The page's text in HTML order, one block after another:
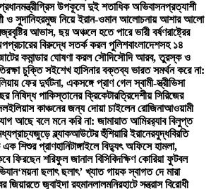
গ্রিস উপকূলে দুই শতাধিক অভিবাসনপ্রত্যাশী
ও সুদানিহরমুজ নিয়ে ইরান-ওমান আলোচনায় আশার আলো
আভাস, ছয় অঞ্চলে হতে পারে ভারী বর্ষণরাষ্ট্রের
বিরুদ্ধে সতর্ক করল পুলিশবাংলাদেশসহ ১৪
কমান্ডার ঘোষণা করল সৌদিসৌদি আরব, তুরস্ক ও
চুক্তি সইশেখ হাসিনার বক্তব্য ভারত সমর্থন করে না:
ফের দুর্ঘটনা, একসঙ্গে প্রাণ গেল স্বামী-স্ত্রীভিসা
পাকিস্তানের ক্রিকেটারত্রিদেশীয় সিরিজের
ইলিয়াস কাঞ্চনের জন্য দোয়া চাইলেন রোজিনাআওয়ামী
আছে বলে মনে করি না: জামায়াত আমিরর‍্যাব বিলুপ্ত
ব্ল্যাকআউটের হুঁশিয়ারি ইরানেরযুদ্ধবিরতি
শিশুর প্রাণহানিটাঙ্গাইলে বিদ্যুৎ অফিসে হামলা,
ফিরছেন শরিফুল জানাল বিসিবিদক্ষিণ কোরিয়া ফুটবল
‘ময়না ছলাৎ ছলাৎ’ খ্যাত গায়ক স্বাগত দে মারা
জিয়ারতে জুবাইদা রহমানলালমনিরহাটে সন্ত্রাস বিরোধী